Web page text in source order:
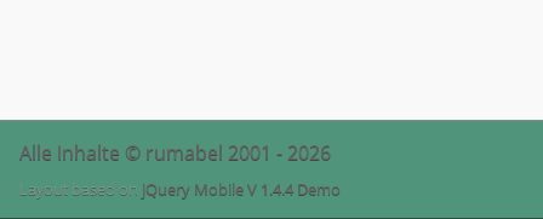
Alle Inhalte © rumabel 2001 - 2026
Layout based on jQuery Mobile V 1.4.4 Demo